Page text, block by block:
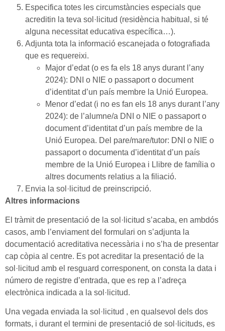
Especifica totes les circumstàncies especials que
acreditin la teva sol·licitud (residència habitual, si té
alguna necessitat educativa específica…).
Adjunta tota la informació escanejada o fotografiada
que es requereixi.
Major d’edat (o es fa els 18 anys durant l’any
2024): DNI o NIE o passaport o document
d’identitat d’un país membre la Unió Europea.
Menor d’edat (i no es fan els 18 anys durant l’any
2024): de l’alumne/a DNI o NIE o passaport o
document d’identitat d’un país membre de la
Unió Europea. Del pare/mare/tutor: DNI o NIE o
passaport o documenta d’identitat d’un país
membre de la Unió Europea i Llibre de família o
altres documents relatius a la filiació.
Envia la sol·licitud de preinscripció.
Altres informacions
El tràmit de presentació de la sol·licitud s’acaba, en ambdós
casos, amb l’enviament del formulari on s’adjunta la
documentació acreditativa necessària i no s’ha de presentar
cap còpia al centre. Es pot acreditar la presentació de la
sol·licitud amb el resguard corresponent, on consta la data i
número de registre d’entrada, que es rep a l’adreça
electrònica indicada a la sol·licitud.
Una vegada enviada la sol·licitud , en qualsevol dels dos
formats, i durant el termini de presentació de sol·licituds, es